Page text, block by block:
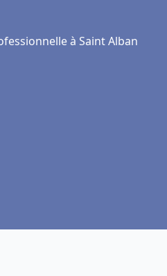
à Saint Alban